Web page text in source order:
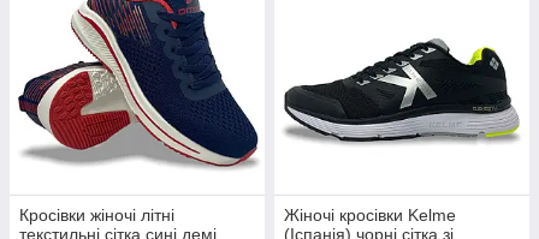
Кросівки жіночі літні
текстильні сітка сині демі
Жіночі кросівки Kelme
(Іспанія) чорні сітка зі